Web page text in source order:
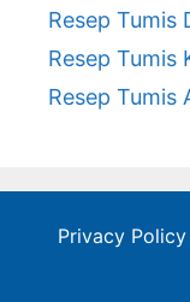
Resep Tumis
Resep Tumis
Resep Tumis
Privacy Policy